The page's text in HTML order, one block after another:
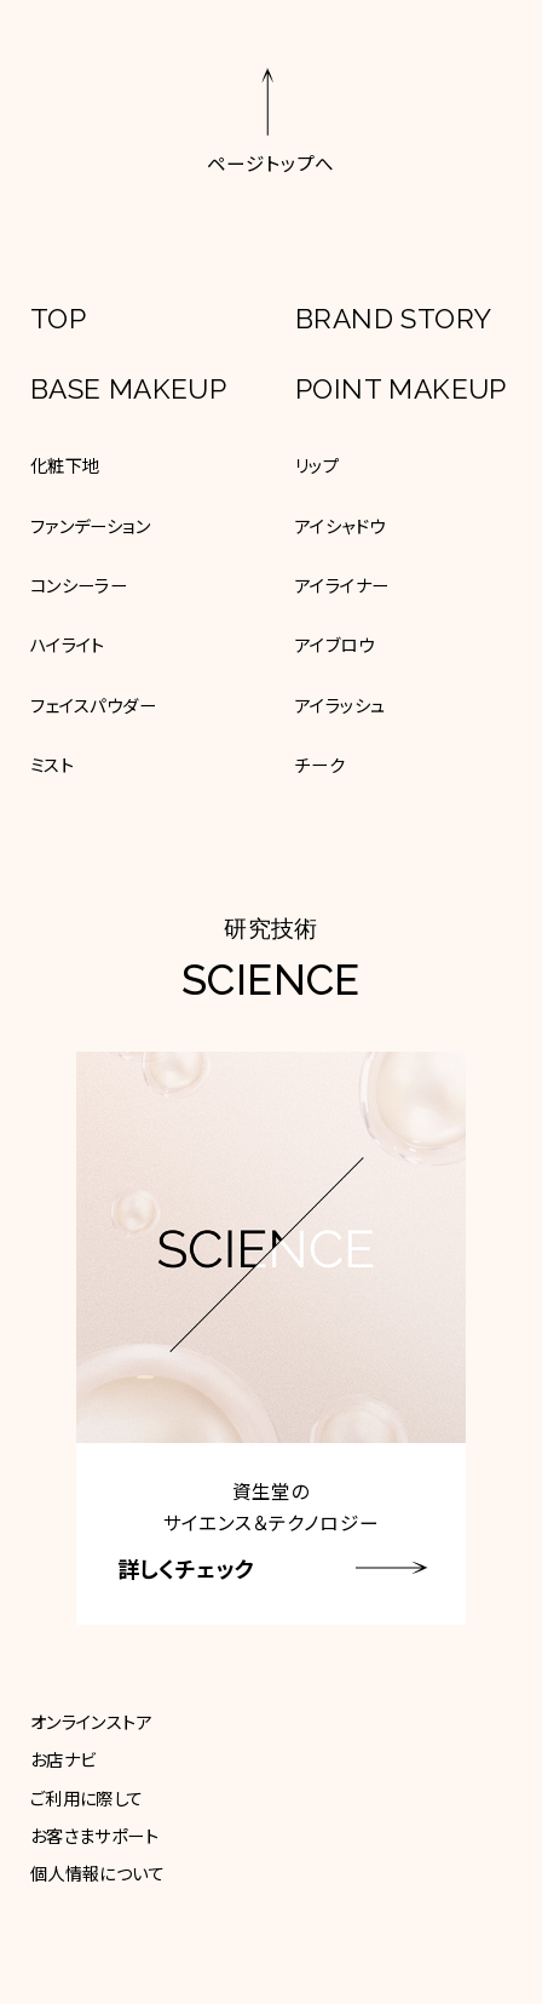
ページトップへ
TOP BRAND STORY
BASE MAKEUP
化粧下地
ファンデーション
コンシーラー
ハイライト
フェイスパウダー
ミスト
POINT MAKEUP
リップ
アイシャドウ
アイライナー
アイブロウ
アイラッシュ
チーク
研究技術
SCIENCE
資生堂の
サイエンス＆テクノロジー
詳しくチェック
オンラインストア
お店ナビ
ご利用に際して
お客さまサポート
個人情報について